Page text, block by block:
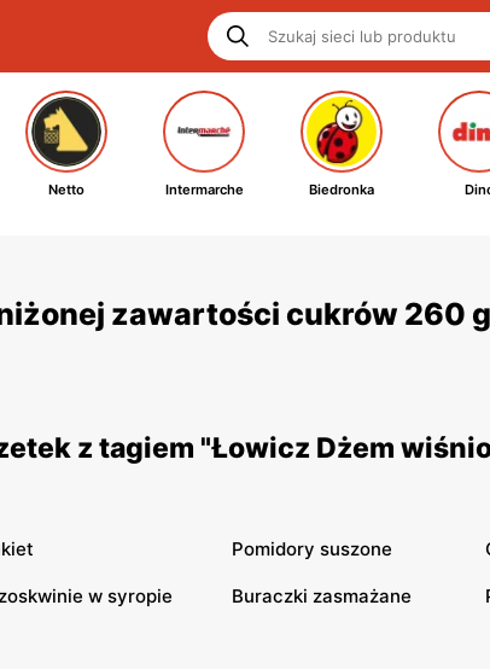
Netto Intermarche Biedronka
zawartości cukrów 260
z tagiem "Łowicz Dżem
Pomidory suszone
w syropie Buraczki zasmażane